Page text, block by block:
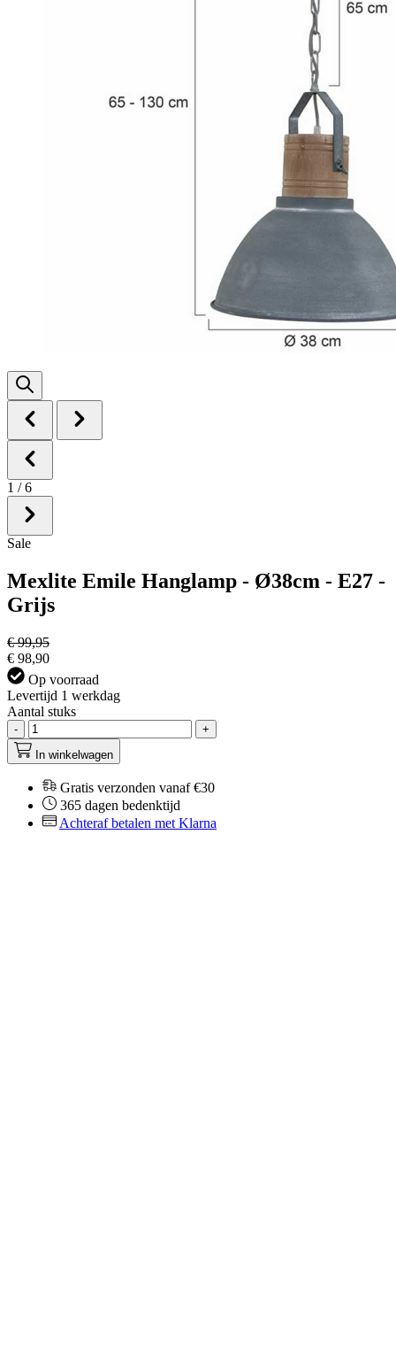
1 / 6
Sale
Mexlite Emile Hanglamp - Ø38cm - E27 -
Grijs
€ 99,95
€ 98,90
Op voorraad
Levertijd 1 werkdag
Aantal stuks
-
+
In winkelwagen
Gratis verzonden vanaf €30
365 dagen bedenktijd
Achteraf betalen met Klarna